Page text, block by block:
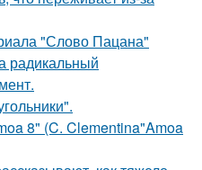
"Слово Пацана"
радикальный
8" (C. Clementina"Amoa